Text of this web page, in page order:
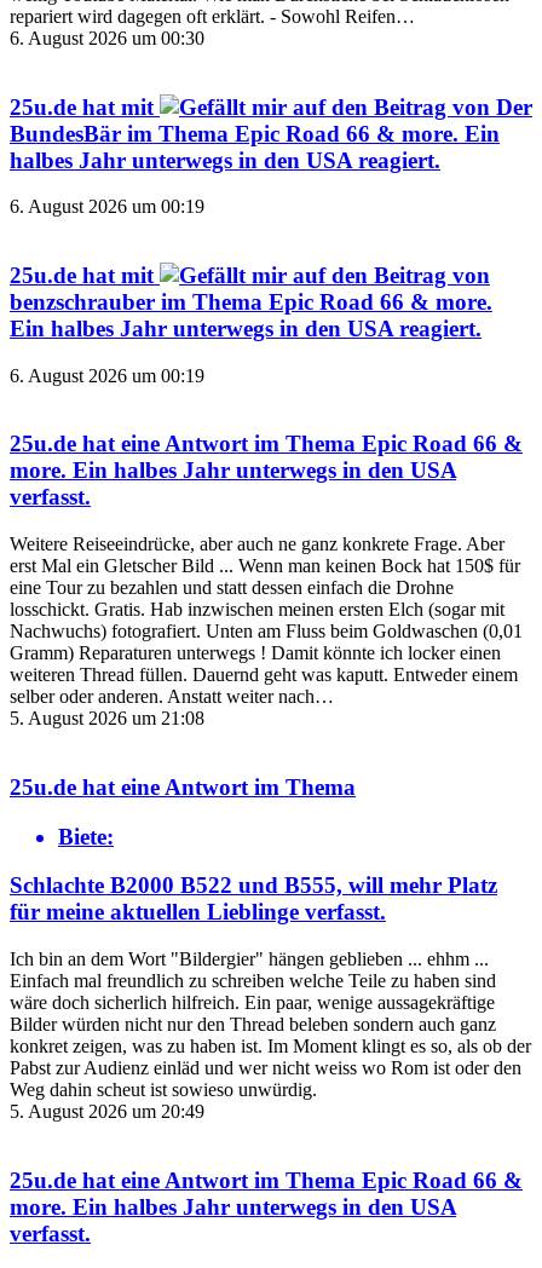
repariert wird dagegen oft erklärt. - Sowohl Reifen…
6. August 2026 um 00:30
25u.de hat mit auf den Beitrag von Der
BundesBär im Thema Epic Road 66 & more. Ein
halbes Jahr unterwegs in den USA reagiert.
6. August 2026 um 00:19
25u.de hat mit
auf den Beitrag von
benzschrauber im Thema Epic Road 66 & more.
Ein halbes Jahr unterwegs in den USA reagiert.
6. August 2026 um 00:19
25u.de hat eine Antwort im Thema Epic Road 66 &
more. Ein halbes Jahr unterwegs in den USA
verfasst.
Weitere Reiseeindrücke, aber auch ne ganz konkrete Frage. Aber
erst Mal ein Gletscher Bild ... Wenn man keinen Bock hat 150$ für
eine Tour zu bezahlen und statt dessen einfach die Drohne
losschickt. Gratis. Hab inzwischen meinen ersten Elch (sogar mit
Nachwuchs) fotografiert. Unten am Fluss beim Goldwaschen (0,01
Gramm) Reparaturen unterwegs ! Damit könnte ich locker einen
weiteren Thread füllen. Dauernd geht was kaputt. Entweder einem
selber oder anderen. Anstatt weiter nach…
5. August 2026 um 21:08
25u.de hat eine Antwort im Thema
Biete:
Schlachte B2000 B522 und B555, will mehr Platz
für meine aktuellen Lieblinge verfasst.
Ich bin an dem Wort "Bildergier" hängen geblieben ... ehhm ...
Einfach mal freundlich zu schreiben welche Teile zu haben sind
wäre doch sicherlich hilfreich. Ein paar, wenige aussagekräftige
Bilder würden nicht nur den Thread beleben sondern auch ganz
konkret zeigen, was zu haben ist. Im Moment klingt es so, als ob der
Pabst zur Audienz einläd und wer nicht weiss wo Rom ist oder den
Weg dahin scheut ist sowieso unwürdig.
5. August 2026 um 20:49
25u.de hat eine Antwort im Thema Epic Road 66 &
more. Ein halbes Jahr unterwegs in den USA
verfasst.